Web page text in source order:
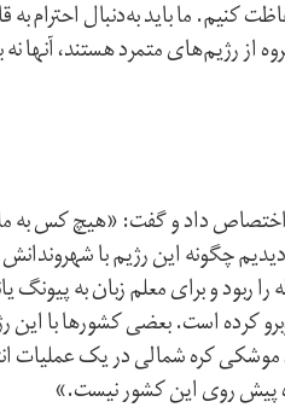
کنیم. ما باید به‌دنبال احترام به
رژیم‌های متمرد هستند، آنها نه
اختصاص داد و گفت: «هیچ کس
چگونه این رژیم با
این رژیم را با برادر رهبر کره شمالی دیدیم. این رژیم دختر ۱۳ساله را ربود و برای معلم
کرده است. بعضی کشورها با این
کره شمالی در یک عملیات
پیش روی این کشور نیست.»